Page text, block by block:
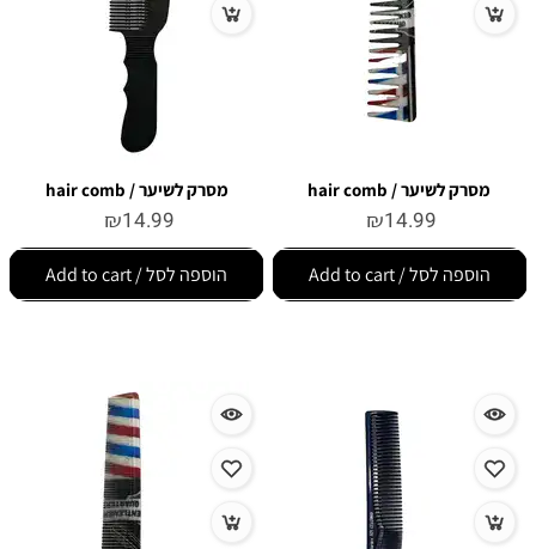
מסרק לשיער / hair comb
₪14.99
הוספה לסל / Add to cart
מסרק לשיער / hair comb
₪14.99
הוספה לסל / Add to cart